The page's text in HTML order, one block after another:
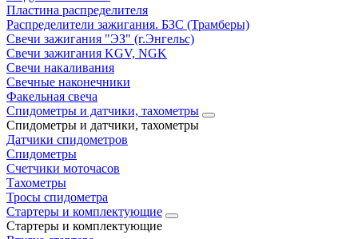
Пластина распределителя
Распределители зажигания. БЗС (Трамберы)
Свечи зажигания "ЭЗ" (г.Энгельс)
Свечи зажигания KGV, NGK
Свечи накаливания
Свечные наконечники
Факельная свеча
Спидометры и датчики, тахометры
Спидометры и датчики, тахометры
Датчики спидометров
Спидометры
Счетчики моточасов
Тахометры
Тросы спидометра
Стартеры и комплектующие
Стартеры и комплектующие